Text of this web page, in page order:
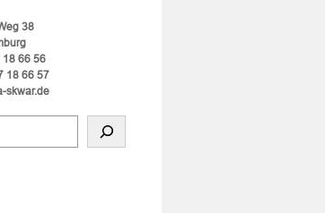
38
18 66 56
18 66 57
skwar.de